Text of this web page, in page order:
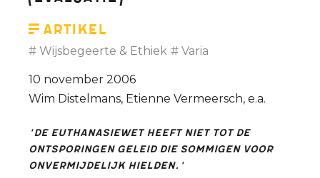
Artikel
Wijsbegeerte & Ethiek Varia
10 november 2006
Wim Distelmans, Etienne Vermeersch, e.a.
'De euthanasiewet heeft niet tot de
ontsporingen geleid die sommigen voor
onvermijdelijk hielden.'